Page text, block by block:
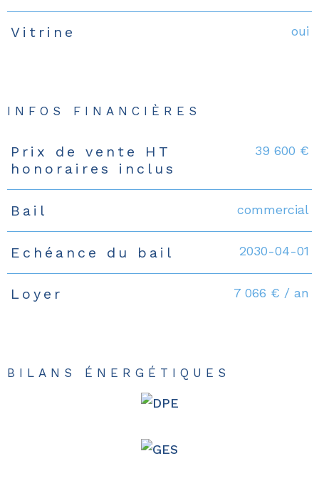
Vitrine oui
INFOS FINANCIÈRES
Caractéristiques Valeurs
Prix de vente HT
honoraires inclus
39 600 €
Bail commercial
Echéance du bail 2030-04-01
Loyer 7 066 € / an
BILANS ÉNERGÉTIQUES